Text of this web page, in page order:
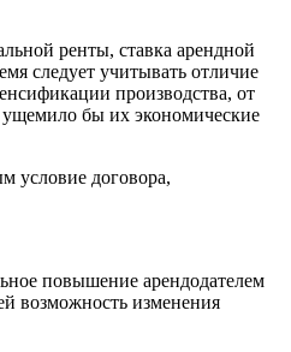
ренты, ставка арендной
следует учитывать отличие
производства, от
ущемило бы их экономические
условие договора,
повышение арендодателем
возможность изменения